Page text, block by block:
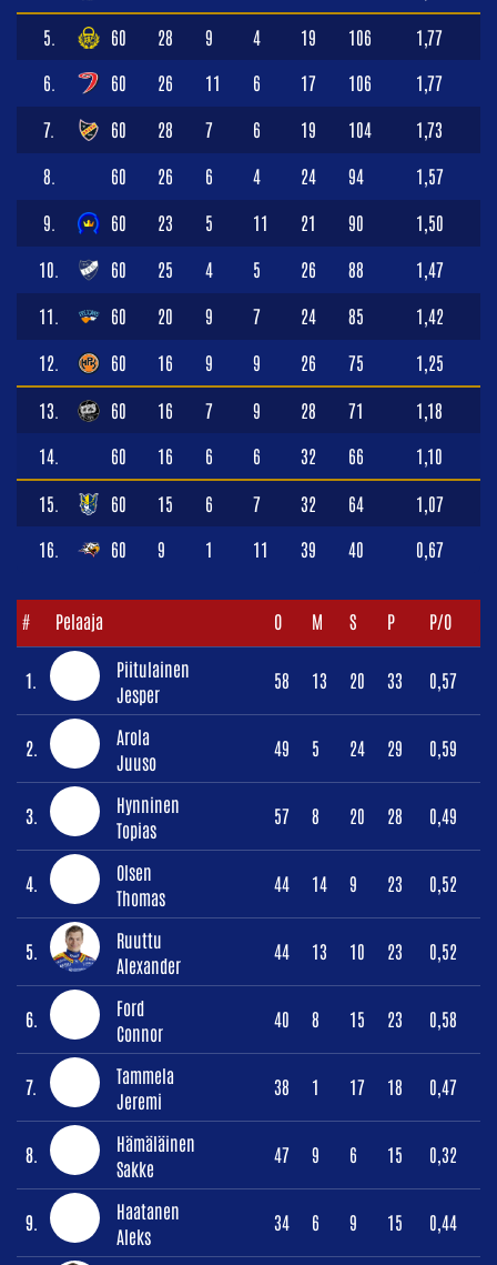
5. 60 28 9 4 19 106 1,77
6. 60 26 11 6 17 106 1,77
7. 60 28 7 6 19 104 1,73
8. 60 26 6 4 24 94 1,57
9. 60 23 5 11 21 90 1,50
10. 60 25 4 5 26 88 1,47
11. 60 20 9 7 24 85 1,42
12. 60 16 9 9 26 75 1,25
13. 60 16 7 9 28 71 1,18
14. 60 16 6 6 32 66 1,10
15. 60 15 6 7 32 64 1,07
16. 60 9 1 11 39 40 0,67
# Pelaaja O M S P P/O
1.
Piitulainen
Jesper
58 13 20 33 0,57
2.
Arola
Juuso
49 5 24 29 0,59
3.
Hynninen
Topias
57 8 20 28 0,49
4.
Olsen
Thomas
44 14 9 23 0,52
5.
Ruuttu
Alexander
44 13 10 23 0,52
6.
Ford
Connor
40 8 15 23 0,58
7.
Tammela
Jeremi
38 1 17 18 0,47
8.
Hämäläinen
Sakke
47 9 6 15 0,32
9.
Haatanen
Aleks
34 6 9 15 0,44